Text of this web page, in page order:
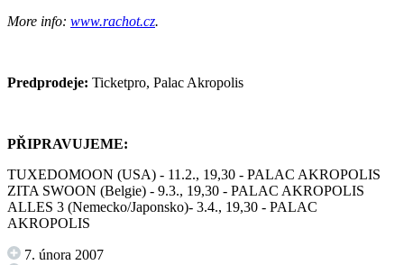
More info: www.rachot.cz.
Predprodeje: Ticketpro, Palac Akropolis
PŘIPRAVUJEME:
TUXEDOMOON (USA) - 11.2., 19,30 - PALAC AKROPOLIS
ZITA SWOON (Belgie) - 9.3., 19,30 - PALAC AKROPOLIS
ALLES 3 (Nemecko/Japonsko)- 3.4., 19,30 - PALAC
AKROPOLIS
7. února 2007